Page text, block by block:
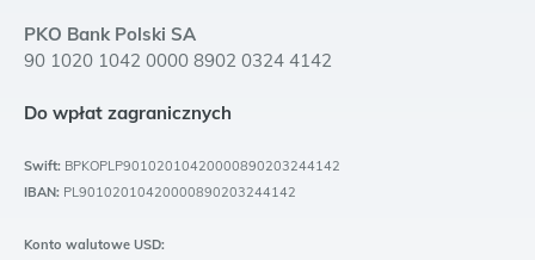
PKO Bank Polski SA
90 1020 1042 0000 8902 0324 4142
Do wpłat zagranicznych
Swift: BPKOPLP90102010420000890203244142
IBAN: PL90102010420000890203244142
Konto walutowe USD: